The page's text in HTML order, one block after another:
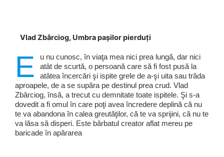
Vlad Zbârciog, Umbra pașilor pierduți
E
u nu cunosc, în viaţa mea nici prea lungă, dar nici
atât de scurtă, o persoană care să fi fost pusă la
atâtea încercări şi ispite grele de a-şi uita sau trăda
aproapele, de a se supăra pe destinul prea crud. Vlad
Zbârciog, însă, a trecut cu demnitate toate ispitele. Şi s-a
dovedit a fi omul în care poţi avea încredere deplină că nu
te va abandona în calea greutăţilor, că te va sprijini, că nu te
va lăsa să disperi. Este bărbatul creator aflat mereu pe
baricade în apărarea